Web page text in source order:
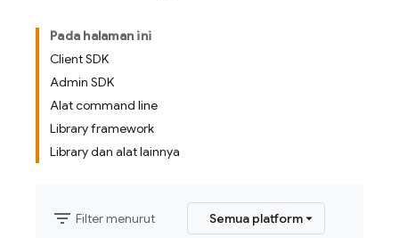
Pada halaman ini
Client SDK
Admin SDK
Alat command line
Library framework
Library dan alat lainnya
filter_list Filter menurut Semua platform